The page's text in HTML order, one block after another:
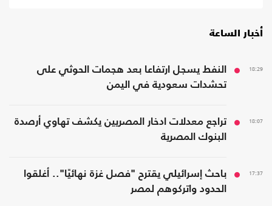
أخبار الساعة
18:29
النفط يسجل ارتفاعا بعد هجمات الحوثي على
تحشدات سعودية في اليمن
18:07
تراجع معدلات ادخار المصريين يكشف تهاوي أرصدة
البنوك المصرية
17:37
باحث إسرائيلي يقترح "فصل غزة نهائيًا".. أغلقوا
الحدود واتركوهم لمصر